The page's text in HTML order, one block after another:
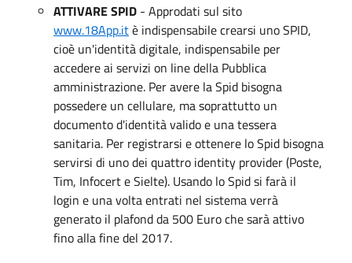
ATTIVARE SPID - Approdati sul sito
www.18App.itè indispensabile crearsi uno SPID,
cioè un'identità digitale, indispensabile per
accedere ai servizi on line della Pubblica
amministrazione. Per avere la Spid bisogna
possedere un cellulare, ma soprattutto un
documento d'identità valido e una tessera
sanitaria. Per registrarsi e ottenere lo Spid bisogna
servirsi di uno dei quattro identity provider (Poste,
Tim, Infocert e Sielte). Usando lo Spid si farà il
login e una volta entrati nel sistema verrà
generato il plafond da 500 Euro che sarà attivo
fino alla fine del 2017.